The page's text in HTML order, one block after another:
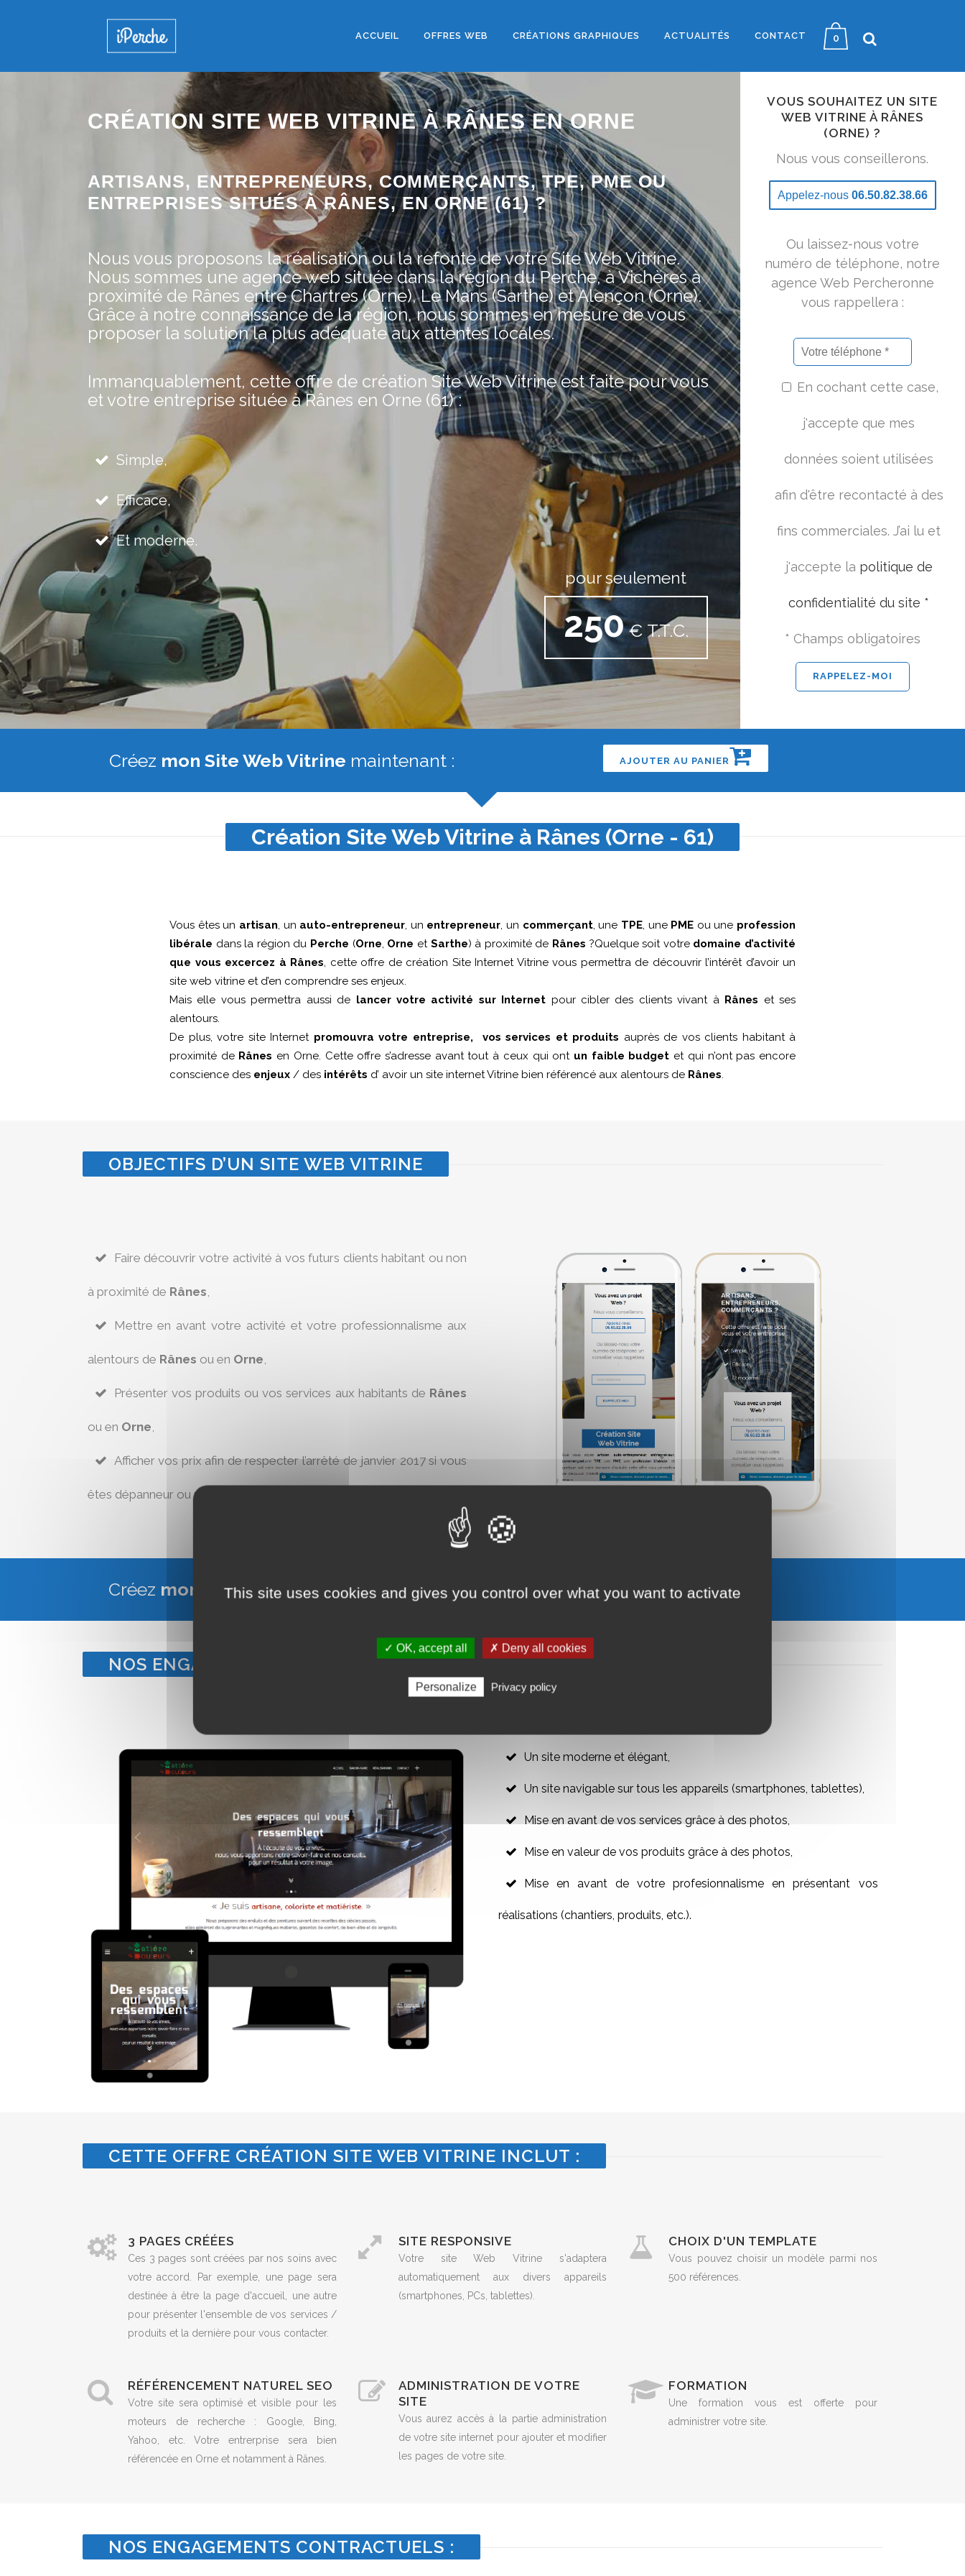
0
ACCUEIL OFFRES WEB CRÉATIONS GRAPHIQUES ACTUALITÉS CONTACT
CRÉATION SITE WEB VITRINE À RÂNES EN ORNE
ARTISANS, ENTREPRENEURS, COMMERÇANTS, TPE, PME OU
ENTREPRISES SITUÉS À RÂNES, EN ORNE (61) ?
Nous vous proposons la réalisation ou la refonte de votre Site Web Vitrine.
Nous sommes une agence web située dans la région du Perche, à Vichères à
proximité de Rânes entre Chartres (Orne), Le Mans (Sarthe) et Alençon (Orne).
Grâce à notre connaissance de la région, nous sommes en mesure de vous
proposer la solution la plus adéquate aux attentes locales.
Immanquablement, cette offre de création Site Web Vitrine est faite pour vous
et votre entreprise située à Rânes en Orne (61) :
Simple,
Efficace,
Et moderne.
pour seulement
250€ T.T.C.
VOUS SOUHAITEZ UN SITE
WEB VITRINE À RÂNES
(ORNE) ?
Nous vous conseillerons.
Appelez-nous 06.50.82.38.66
Ou laissez-nous votre
numéro de téléphone, notre
agence Web Percheronne
vous rappellera :
En cochant cette case,
j'accepte que mes
données soient utilisées
afin d'être recontacté à des
fins commerciales. J’ai lu et
j'accepte la politique de
confidentialité du site *
* Champs obligatoires
Créez mon Site Web Vitrine maintenant : AJOUTER AU PANIER
Création Site Web Vitrine à Rânes (Orne - 61)
Vous êtes un artisan, un auto-entrepreneur, un entrepreneur, un commerçant, une TPE, une PME ou une profession
libérale dans la région du Perche (Orne, Orne et Sarthe) à proximité de Rânes ?Quelque soit votre domaine d’activité
que vous excercez à Rânes, cette offre de création Site Internet Vitrine vous permettra de découvrir l’intérêt d’avoir un
site web vitrine et d’en comprendre ses enjeux.
Mais elle vous permettra aussi de lancer votre activité sur Internet pour cibler des clients vivant à Rânes et ses
alentours.
De plus, votre site Internet promouvra votre entreprise, vos services et produits auprès de vos clients habitant à
proximité de Rânes en Orne. Cette offre s’adresse avant tout à ceux qui ont un faible budget et qui n’ont pas encore
conscience des enjeux / des intérêts d’ avoir un site internet Vitrine bien référencé aux alentours de Rânes.
OBJECTIFS D’UN SITE WEB VITRINE
Faire découvrir votre activité à vos futurs clients habitant ou non
à proximité de Rânes
Mettre en avant votre activité et votre professionnalisme aux
alentours de Rânes ou en Orne
Présenter vos produits ou vos services aux habitants de Rânes
ou en Orne
Afficher vos prix afin de respecter l’arrêté de janvier 2017 si vous
êtes dépanneur ou réparateur à
Créez mon site Web Vitrinemaintenant : AJOUTER AU PANIER
NOS ENGAGEMENTS POUR VOTRE SITE WEB VITRINE
Un site moderne et élégant,
Un site navigable sur tous les appareils (smartphones, tablettes),
Mise en avant de vos services grâce à des photos,
Mise en valeur de vos produits grâce à des photos,
Mise en avant de votre profesionnalisme en présentant vos
réalisations (chantiers, produits, etc.).
CETTE OFFRE CRÉATION SITE WEB VITRINE INCLUT :
3 PAGES CRÉÉES
Ces 3 pages sont créées par nos soins avec
votre accord. Par exemple, une page sera
destinée à être la page d'accueil, une autre
pour présenter l'ensemble de vos services /
produits et la dernière pour vous contacter.
SITE RESPONSIVE
Votre site Web Vitrine s'adaptera
automatiquement aux divers appareils
(smartphones, PCs, tablettes).
CHOIX D'UN TEMPLATE
Vous pouvez choisir un modèle parmi nos
500 références.
RÉFÉRENCEMENT NATUREL SEO
Votre site sera optimisé et visible pour les
moteurs de recherche : Google, Bing,
Yahoo, etc. Votre entrerprise sera bien
référencée en Orne et notamment à Rânes.
ADMINISTRATION DE VOTRE
SITE
Vous aurez accès à la partie administration
de votre site internet pour ajouter et modifier
les pages de votre site.
FORMATION
Une formation vous est offerte pour
administrer votre site.
NOS ENGAGEMENTS CONTRACTUELS :
This site uses cookies and gives you control over what you want to activate
✓ OK, accept all ✗ Deny all cookies
Personalize Privacy policy